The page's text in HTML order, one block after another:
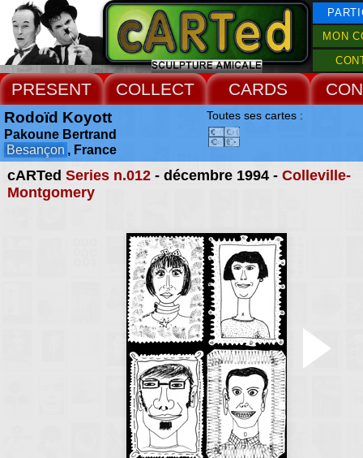
MON
PRESENT COLLECT CARDS
cARTed Series n.012- décembre 1994 - Colleville-
Montgomery
Rodoïd Koyott
Pakoune Bertrand
Besançon , France
Toutes ses cartes :